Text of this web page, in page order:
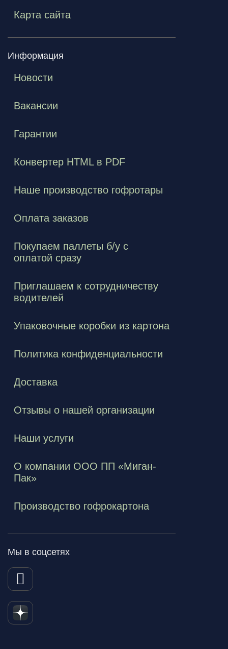
Карта сайта
Информация
Новости
Вакансии
Гарантии
Конвертер HTML в PDF
Наше производство гофротары
Оплата заказов
Покупаем паллеты б/у с
оплатой сразу
Приглашаем к сотрудничеству
водителей
Упаковочные коробки из картона
Политика конфиденциальности
Доставка
Отзывы о нашей организации
Наши услуги
О компании ООО ПП «Миган-
Пак»
Производство гофрокартона
Мы в соцсетях